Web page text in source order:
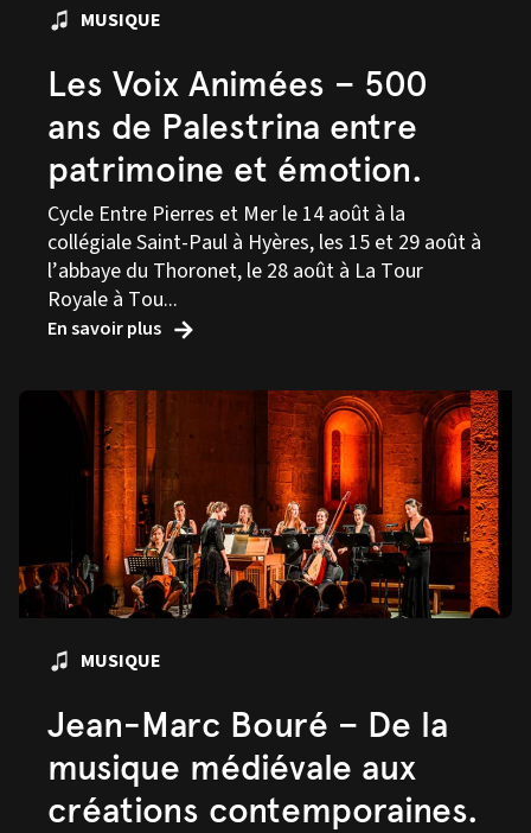
MUSIQUE
Les Voix Animées – 500
ans de Palestrina entre
patrimoine et émotion.
Cycle Entre Pierres et Mer le 14 août à la
collégiale Saint-Paul à Hyères, les 15 et 29 août à
l’abbaye du Thoronet, le 28 août à La Tour
Royale à Tou...
En savoir plus
MUSIQUE
Jean-Marc Bouré – De la
musique médiévale aux
créations contemporaines.